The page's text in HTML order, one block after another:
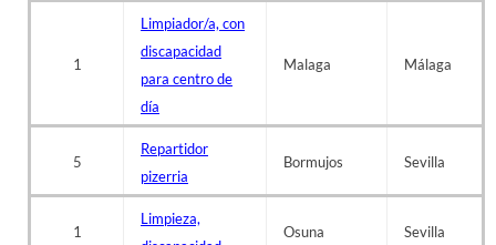
1
Limpiador/a, con
discapacidad
para centro de
día
Malaga Málaga
5
Repartidor
pizerria
Bormujos Sevilla
1
Limpieza,
Osuna Sevilla